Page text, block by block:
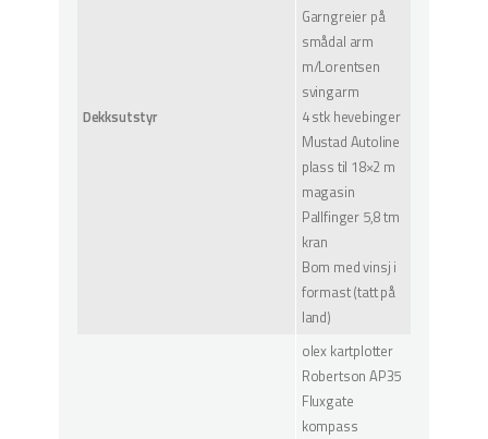
Dekksutstyr
Garngreier på
smådal arm
m/Lorentsen
svingarm
4 stk hevebinger
Mustad Autoline
plass til 18×2 m
magasin
Pallfinger 5,8 tm
kran
Bom med vinsj i
formast (tatt på
land)
olex kartplotter
Robertson AP35
Fluxgate
kompass